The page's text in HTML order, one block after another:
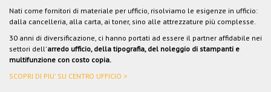
Nati come fornitori di materiale per ufficio, risolviamo le esigenze in ufficio:
dalla cancelleria, alla carta, ai toner, sino alle attrezzature più complesse.
30 anni di diversificazione, ci hanno portati ad essere il partner affidabile nei
settori dell'arredo ufficio, della tipografia, del noleggio di stampanti e
multifunzione con costo copia.
SCOPRI DI PIU' SU CENTRO UFFICIO >